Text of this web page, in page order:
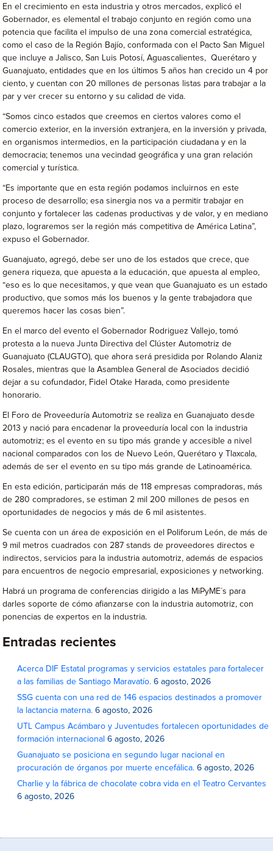
En el crecimiento en esta industria y otros mercados, explicó el
Gobernador, es elemental el trabajo conjunto en región como una
potencia que facilita el impulso de una zona comercial estratégica,
como el caso de la Región Bajío, conformada con el Pacto San Miguel
que incluye a Jalisco, San Luis Potosí, Aguascalientes, Querétaro y
Guanajuato, entidades que en los últimos 5 años han crecido un 4 por
ciento, y cuentan con 20 millones de personas listas para trabajar a la
par y ver crecer su entorno y su calidad de vida.
“Somos cinco estados que creemos en ciertos valores como el
comercio exterior, en la inversión extranjera, en la inversión y privada,
en organismos intermedios, en la participación ciudadana y en la
democracia; tenemos una vecindad geográfica y una gran relación
comercial y turística.
“Es importante que en esta región podamos incluirnos en este
proceso de desarrollo; esa sinergia nos va a permitir trabajar en
conjunto y fortalecer las cadenas productivas y de valor, y en mediano
plazo, lograremos ser la región más competitiva de América Latina”,
expuso el Gobernador.
Guanajuato, agregó, debe ser uno de los estados que crece, que
genera riqueza, que apuesta a la educación, que apuesta al empleo,
“eso es lo que necesitamos, y que vean que Guanajuato es un estado
productivo, que somos más los buenos y la gente trabajadora que
queremos hacer las cosas bien”.
En el marco del evento el Gobernador Rodriguez Vallejo, tomó
protesta a la nueva Junta Directiva del Clúster Automotriz de
Guanajuato (CLAUGTO), que ahora será presidida por Rolando Alaniz
Rosales, mientras que la Asamblea General de Asociados decidió
dejar a su cofundador, Fidel Otake Harada, como presidente
honorario.
El Foro de Proveeduría Automotriz se realiza en Guanajuato desde
2013 y nació para encadenar la proveeduría local con la industria
automotriz; es el evento en su tipo más grande y accesible a nivel
nacional comparados con los de Nuevo León, Querétaro y Tlaxcala,
además de ser el evento en su tipo más grande de Latinoamérica.
En esta edición, participarán más de 118 empresas compradoras, más
de 280 compradores, se estiman 2 mil 200 millones de pesos en
oportunidades de negocios y más de 6 mil asistentes.
Se cuenta con un área de exposición en el Poliforum León, de más de
9 mil metros cuadrados con 287 stands de proveedores directos e
indirectos, servicios para la industria automotriz, además de espacios
para encuentros de negocio empresarial, exposiciones y networking.
Habrá un programa de conferencias dirigido a las MiPyME´s para
darles soporte de cómo afianzarse con la industria automotriz, con
ponencias de expertos en la industria.
Entradas recientes
Acerca DIF Estatal programas y servicios estatales para fortalecer
a las familias de Santiago Maravatío. 6 agosto, 2026
SSG cuenta con una red de 146 espacios destinados a promover
la lactancia materna. 6 agosto, 2026
UTL Campus Acámbaro y Juventudes fortalecen oportunidades de
formación internacional 6 agosto, 2026
Guanajuato se posiciona en segundo lugar nacional en
procuración de órganos por muerte encefálica. 6 agosto, 2026
Charlie y la fábrica de chocolate cobra vida en el Teatro Cervantes
6 agosto, 2026